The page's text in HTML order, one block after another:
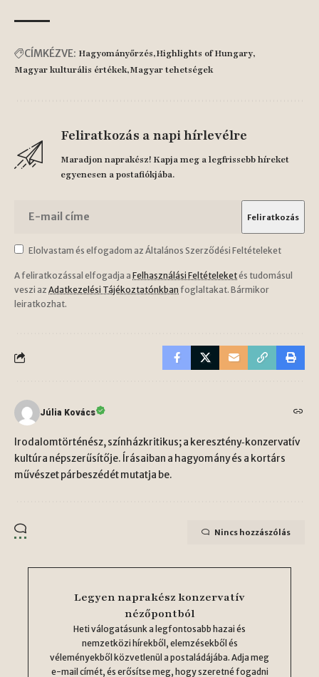
CÍMKÉZVE: Hagyományőrzés Highlights of Hungary
Magyar kulturális értékek Magyar tehetségek
Feliratkozás a napi hírlevélre
Maradjon naprakész! Kapja meg a legfrissebb híreket
egyenesen a postafiókjába.
Elolvastam és elfogadom az Általános Szerződési Feltételeket
A feliratkozással elfogadja a Felhasználási Feltételeketés tudomásul
veszi az Adatkezelési Tájékoztatónkban foglaltakat. Bármikor
leiratkozhat.
Júlia Kovács
Irodalomtörténész, színházkritikus; a keresztény‑konzervatív
kultúra népszerűsítője. Írásaiban a hagyomány és a kortárs
művészet párbeszédét mutatja be.
Nincs hozzászólás
Legyen naprakész konzervatív
nézőpontból
Heti válogatásunk a legfontosabb hazai és
nemzetközi hírekből, elemzésekből és
véleményekből közvetlenül a postaládájába. Adja meg
e-mail címét, és erősítse meg, hogy szeretné fogadni